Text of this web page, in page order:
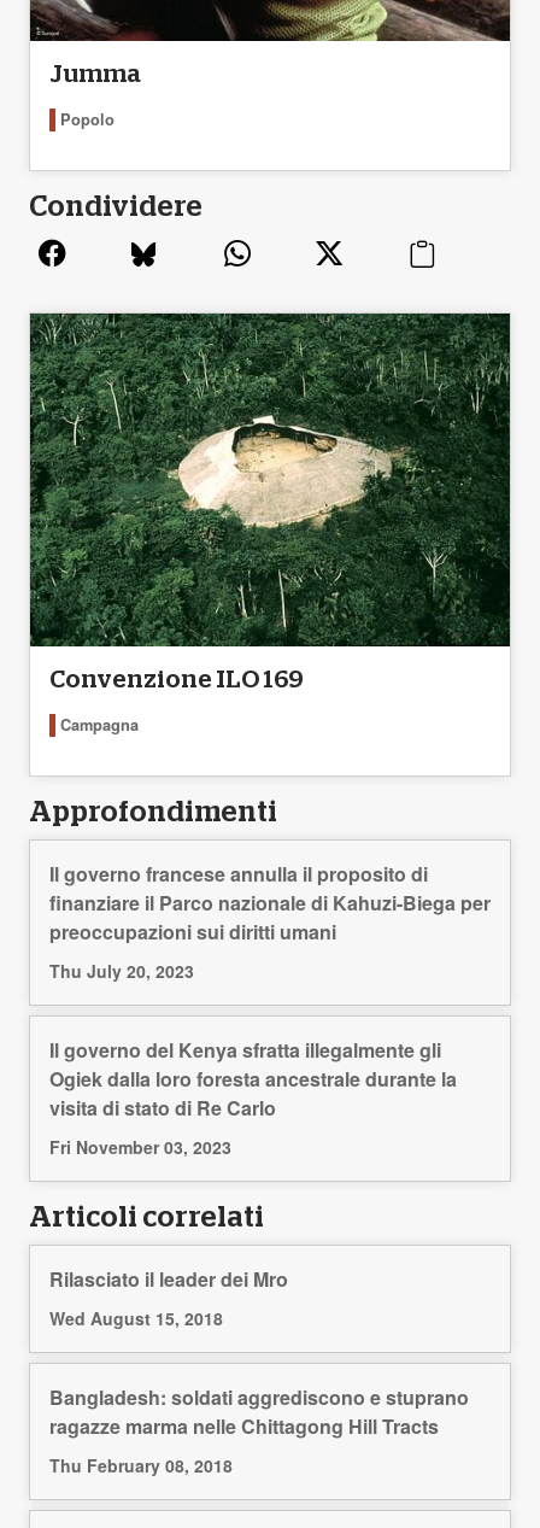
Jumma
Popolo
Condividere
Convenzione ILO 169
Campagna
Approfondimenti
Il governo francese annulla il proposito di
finanziare il Parco nazionale di Kahuzi-Biega per
preoccupazioni sui diritti umani
Thu July 20, 2023
Il governo del Kenya sfratta illegalmente gli
Ogiek dalla loro foresta ancestrale durante la
visita di stato di Re Carlo
Fri November 03, 2023
Articoli correlati
Rilasciato il leader dei Mro
Wed August 15, 2018
Bangladesh: soldati aggrediscono e stuprano
ragazze marma nelle Chittagong Hill Tracts
Thu February 08, 2018